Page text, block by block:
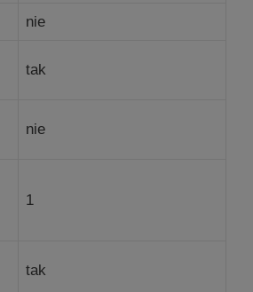
nie
tak
nie
1
tak